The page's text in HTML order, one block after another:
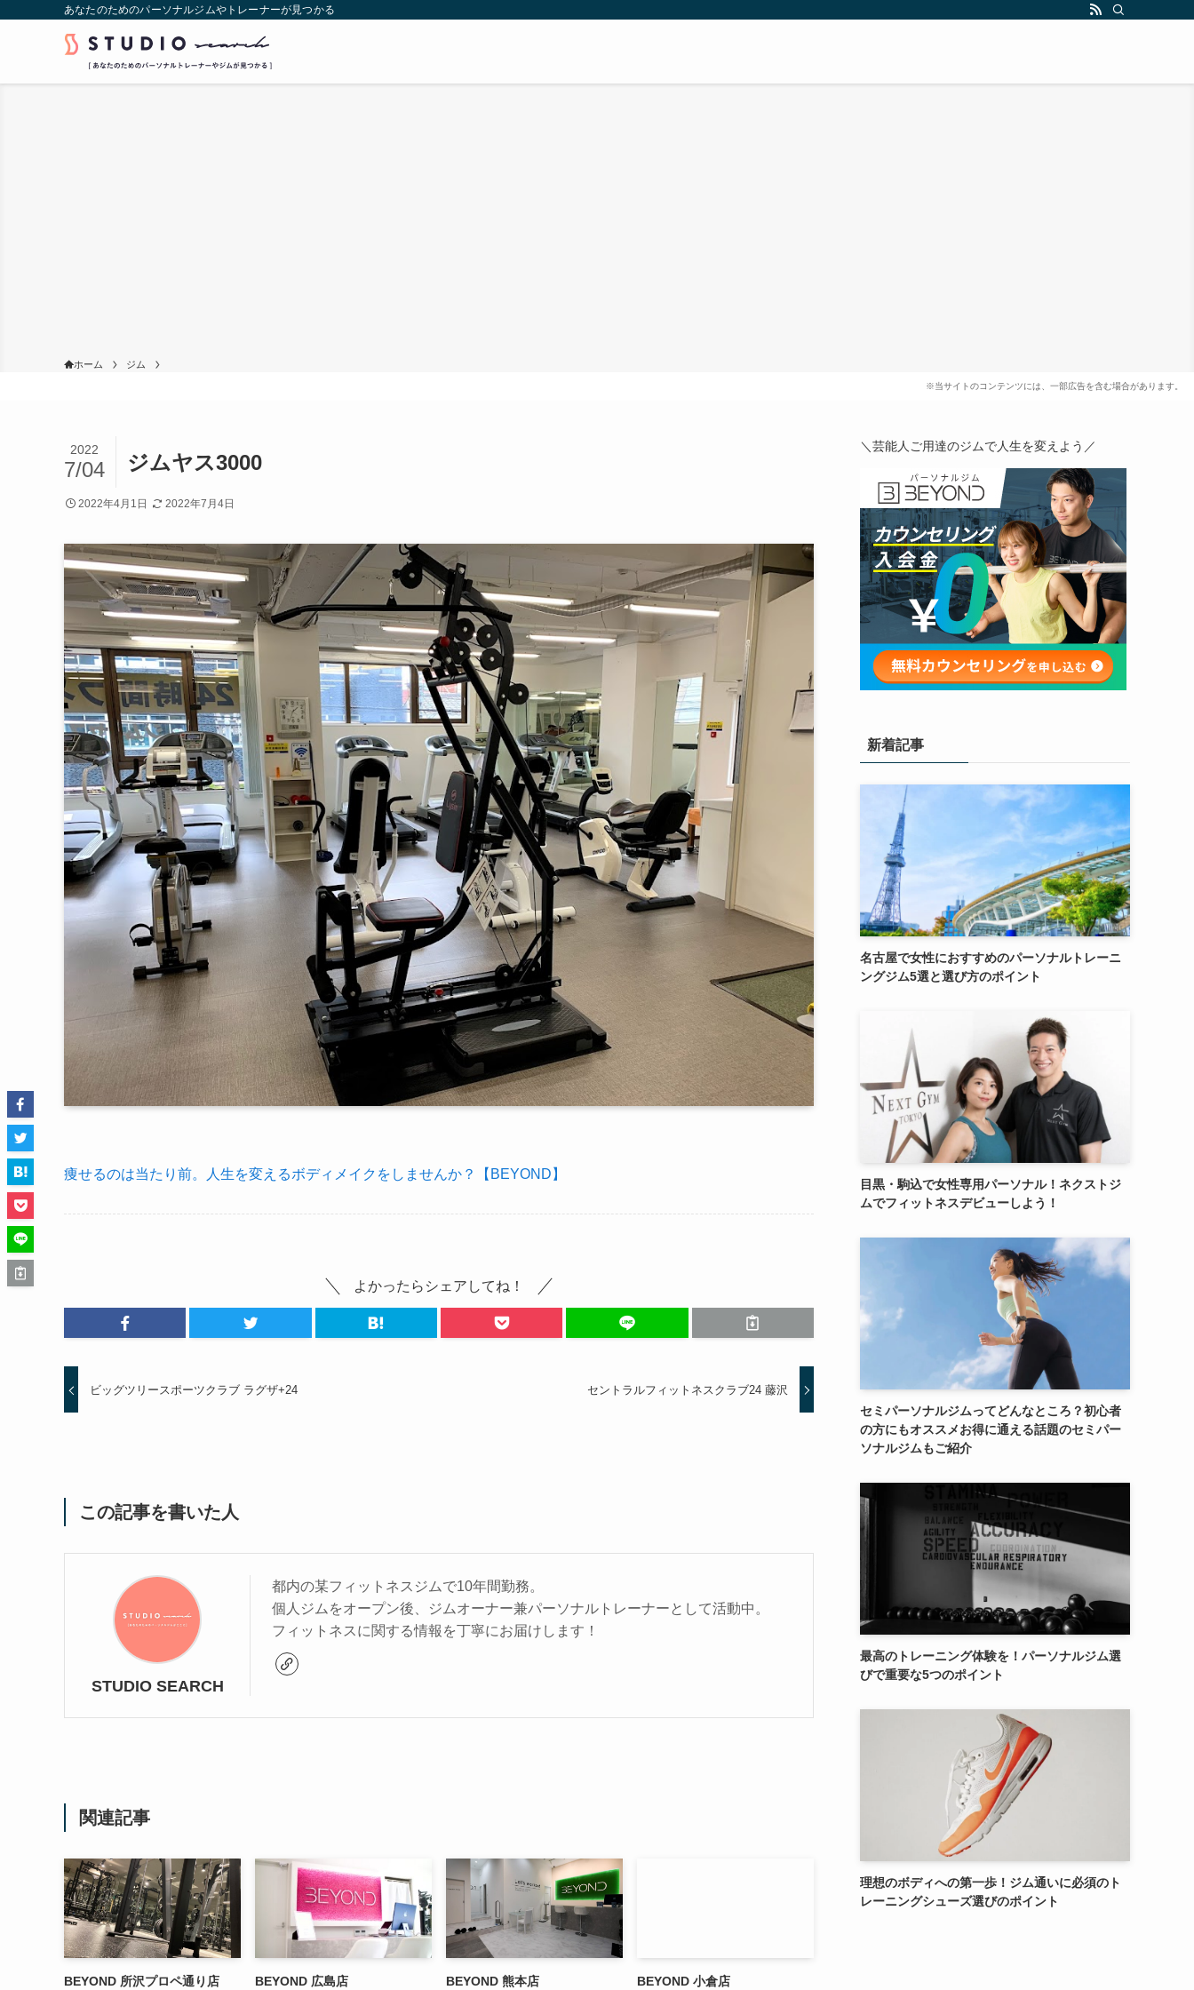
あなたのためのパーソナルジムやトレーナーが見つかる
ホーム ジム
ジムヤス3000
2022
7/04
2022年4月1日 2022年7月4日
痩せるのは当たり前。人生を変えるボディメイクをしませんか？【BEYOND】
よかったらシェアしてね！
ビッグツリースポーツクラブ ラグザ+24 セントラルフィットネスクラブ24 藤沢
この記事を書いた人
STUDIO SEARCH
都内の某フィットネスジムで10年間勤務。
個人ジムをオープン後、ジムオーナー兼パーソナルトレーナーとして活動中。
フィットネスに関する情報を丁寧にお届けします！
関連記事
BEYOND 所沢プロペ通り店 BEYOND 広島店 BEYOND 熊本店 BEYOND 小倉店
＼芸能人ご用達のジムで人生を変えよう／
新着記事
名古屋で女性におすすめのパーソナルトレーニ
ングジム5選と選び方のポイント
目黒・駒込で女性専用パーソナル！ネクストジ
ムでフィットネスデビューしよう！
セミパーソナルジムってどんなところ？初心者
の方にもオススメお得に通える話題のセミパー
ソナルジムもご紹介
最高のトレーニング体験を！パーソナルジム選
びで重要な5つのポイント
理想のボディへの第一歩！ジム通いに必須のト
レーニングシューズ選びのポイント